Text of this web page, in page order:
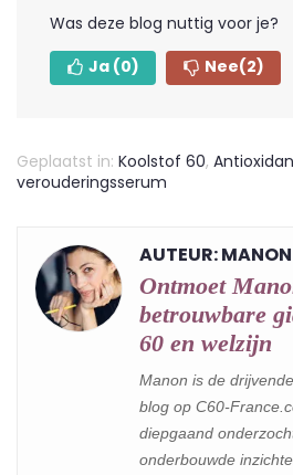
Was deze blog nuttig voor je?
Ja (0) Nee(2)
Geplaatst in: Koolstof 60,
verouderingsserum
AUTEUR: MANON
Ontmoet
betrouwbare
60 en welzijn
Manon is de
blog op C60-
diepgaand
onderbouwde